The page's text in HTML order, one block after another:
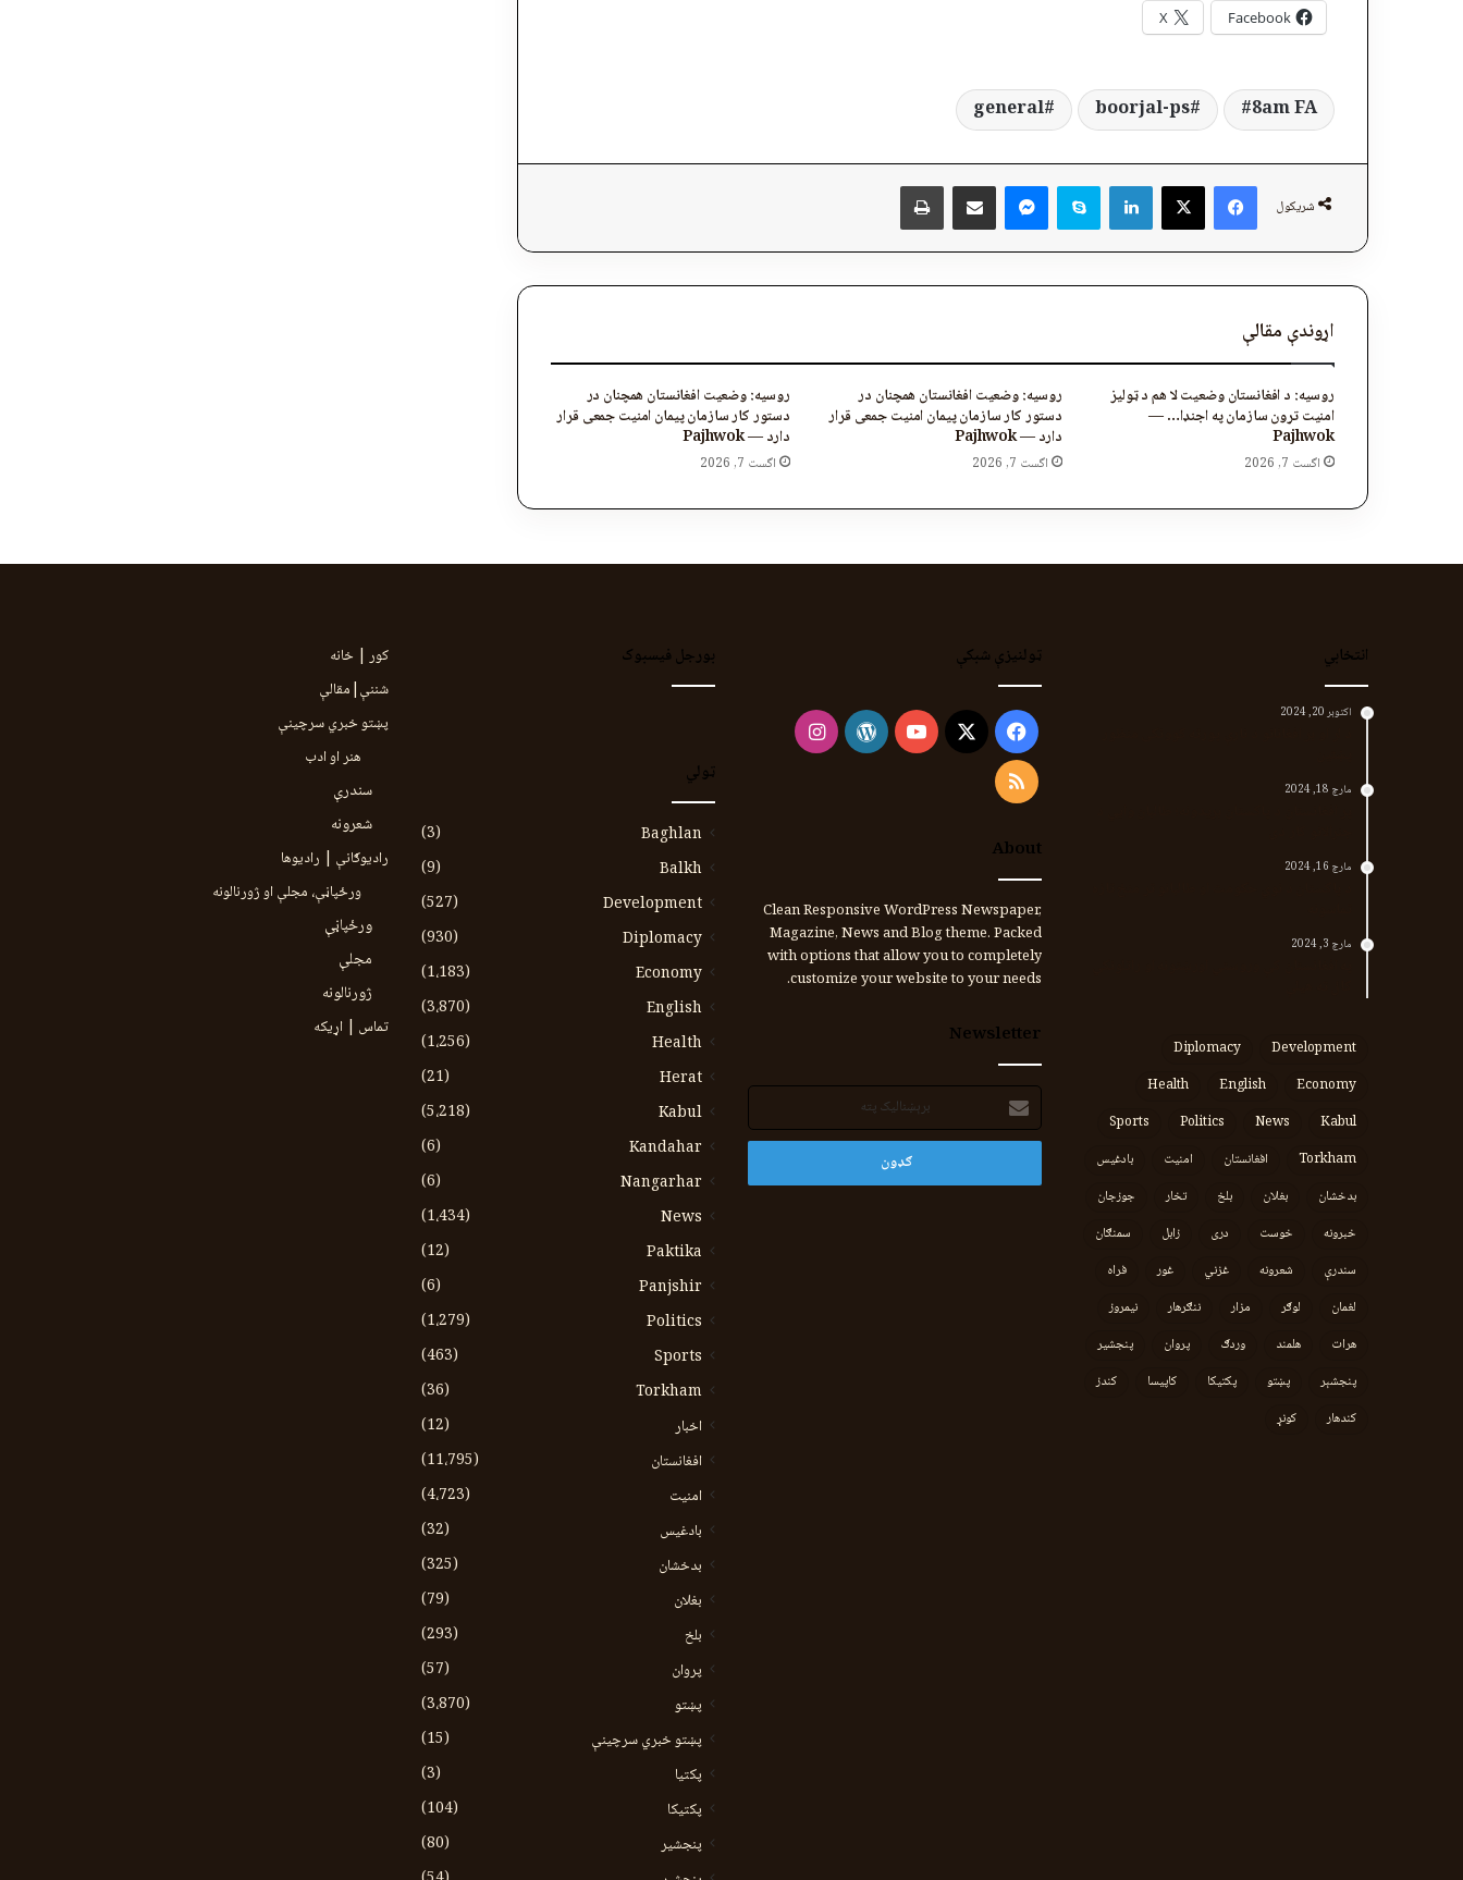
Facebook
X
8am FA
boorjal-ps
general
شریکول
Facebook
X
LinkedIn
Skype
Messenger
پر برېښنالیک یې شریک کړئ چاپول
اړوندې مقالې
روسیه: د افغانستان وضعیت لا هم د ټوليز
امنیت تړون سازمان په اجنډا… —
Pajhwok
اگست 7, 2026
روسیه: وضعیت افغانستان همچنان در
دستور کار سازمان پیمان امنیت جمعی قرار
دارد — Pajhwok
اگست 7, 2026
روسیه: وضعیت افغانستان همچنان در
دستور کار سازمان پیمان امنیت جمعی قرار
دارد — Pajhwok
اگست 7, 2026
انتخابي
اکتوبر 20, 2024
مارچ 18, 2024
مارچ 16, 2024
مارچ 3, 2024
Development
Diplomacy
Economy
English
Health
Kabul
News
Politics
Sports
Torkham
افغانستان امنیت
بادغیس
بدخشان
بغلان بلخ تخار
جوزجان
خبرونه
خوست دری زابل
سمنګان
سندرې
شعرونه غزني غور
فراه
لغمان
لوګر مزار ننګرهار
نیمروز
هرات
هلمند وردګ پروان
پنجشیر
پنجشېر
پښتو پکتیکا کاپیسا
کندز
کندهار
کونړ
ټولنیزې شبکې
Facebook
X
YouTube
WordPress
Instagram
RSS
About
Clean Responsive WordPress Newspaper,
Magazine, News and Blog theme. Packed
with options that allow you to completely
customize your website to your needs.
Newsletter
برېښنالیک
پته
بورجل فیسبوک
ټولي
Baghlan
(3)
Balkh
(9)
Development
(527)
Diplomacy
(930)
Economy
(1،183)
English
(3،870)
Health
(1،256)
Herat
(21)
Kabul
(5،218)
Kandahar
(6)
Nangarhar
(6)
News
(1،434)
Paktika
(12)
Panjshir
(6)
Politics
(1،279)
Sports
(463)
Torkham
(36)
اخبار
(12)
افغانستان
(11،795)
امنیت
(4،723)
بادغیس
(32)
بدخشان
(325)
بغلان
(79)
بلخ
(293)
پروان
(57)
پښتو
(3،870)
پښتو خبري سرچينې
(15)
پکتيا
(3)
پکتیکا
(104)
پنجشیر
(80)
کور | خانه
شننې|مقالې
پښتو خبري سرچينې
هنر او ادب
سندرې
شعرونه
رادیوګانې | رادیوها
ورځپاڼې، مجلې او ژورنالونه
ورځپاڼې
مجلې
ژورنالونه
تماس | اړیکه